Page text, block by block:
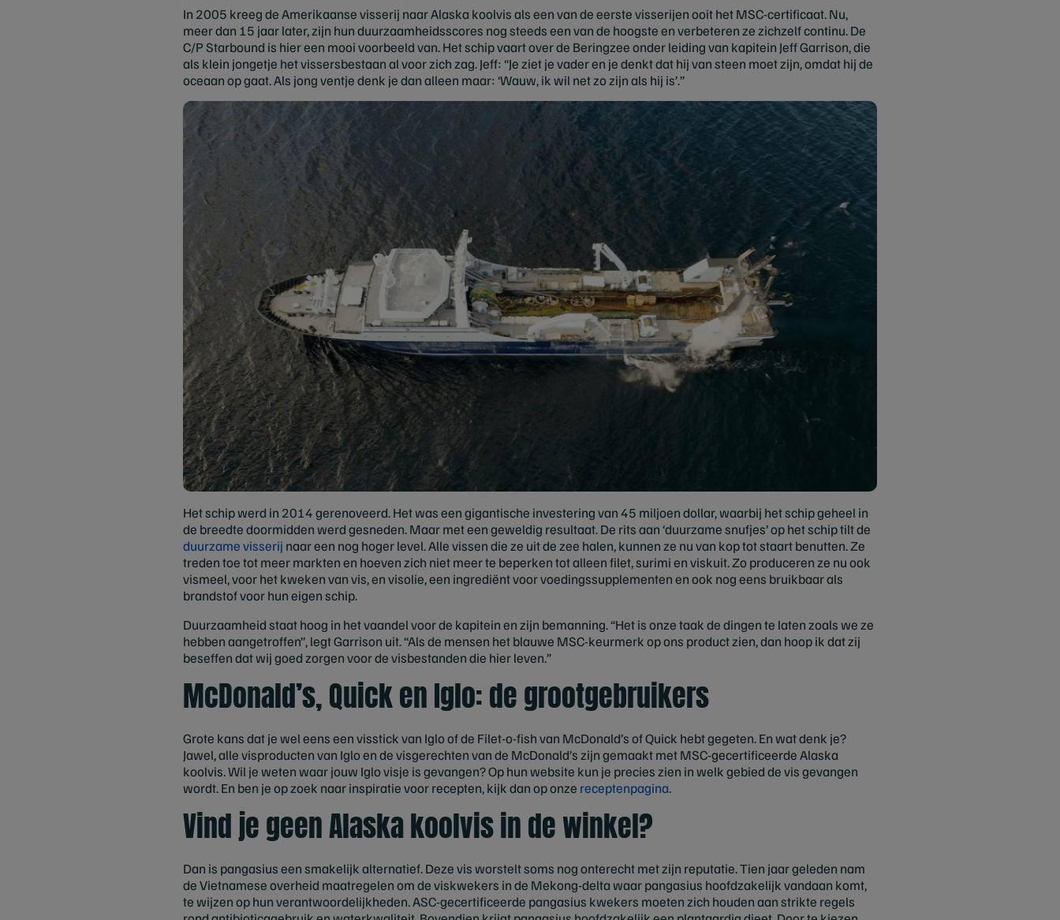
In 2005 kreeg de Amerikaanse visserij naar Alaska koolvis als een van de eerste visserijen ooit het MSC-certificaat. Nu,
meer dan 15 jaar later, zijn hun duurzaamheidsscores nog steeds een van de hoogste en verbeteren ze zichzelf continu. De
C/P Starbound is hier een mooi voorbeeld van. Het schip vaart over de Beringzee onder leiding van kapitein Jeff Garrison, die
als klein jongetje het vissersbestaan al voor zich zag. Jeff: “Je ziet je vader en je denkt dat hij van steen moet zijn, omdat hij de
oceaan op gaat. Als jong ventje denk je dan alleen maar: ‘Wauw, ik wil net zo zijn als hij is’.”
Het schip werd in 2014 gerenoveerd. Het was een gigantische investering van 45 miljoen dollar, waarbij het schip geheel in
de breedte doormidden werd gesneden. Maar met een geweldig resultaat. De rits aan ‘duurzame snufjes’ op het schip tilt de
duurzame visserij naar een nog hoger level. Alle vissen die ze uit de zee halen, kunnen ze nu van kop tot staart benutten. Ze
treden toe tot meer markten en hoeven zich niet meer te beperken tot alleen filet, surimi en viskuit. Zo produceren ze nu ook
vismeel, voor het kweken van vis, en visolie, een ingrediënt voor voedingssupplementen en ook nog eens bruikbaar als
brandstof voor hun eigen schip.
Duurzaamheid staat hoog in het vaandel voor de kapitein en zijn bemanning. “Het is onze taak de dingen te laten zoals we ze
hebben aangetroffen”, legt Garrison uit. “Als de mensen het blauwe MSC-keurmerk op ons product zien, dan hoop ik dat zij
beseffen dat wij goed zorgen voor de visbestanden die hier leven.”
McDonald’s, Quick en Iglo: de grootgebruikers
Grote kans dat je wel eens een visstick van Iglo of de Filet-o-fish van McDonald’s of Quick hebt gegeten. En wat denk je?
Jawel, alle visproducten van Iglo en de visgerechten van de McDonald’s zijn gemaakt met MSC-gecertificeerde Alaska
koolvis. Wil je weten waar jouw Iglo visje is gevangen? Op hun website kun je precies zien in welk gebied de vis gevangen
wordt. En ben je op zoek naar inspiratie voor recepten, kijk dan op onze receptenpagina.
Vind je geen Alaska koolvis in de winkel?
Dan is pangasius een smakelijk alternatief. Deze vis worstelt soms nog onterecht met zijn reputatie. Tien jaar geleden nam
de Vietnamese overheid maatregelen om de viskwekers in de Mekong-delta waar pangasius hoofdzakelijk vandaan komt,
te wijzen op hun verantwoordelijkheden. ASC-gecertificeerde pangasius kwekers moeten zich houden aan strikte regels